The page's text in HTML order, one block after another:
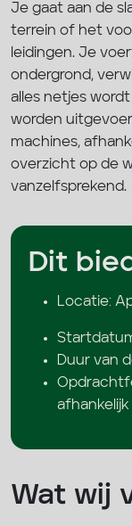
Je gaat aan de
terrein of het
leidingen. Je
ondergrond,
alles netjes
worden
machines,
overzicht op de
vanzelfsprekend.
Dit
Locatie:
Duur van
Wat wij